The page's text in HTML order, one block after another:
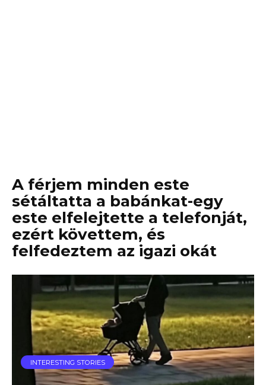
A férjem minden este
sétáltatta a babánkat-egy
este elfelejtette a telefonját,
ezért követtem, és
felfedeztem az igazi okát
INTERESTING STORIES